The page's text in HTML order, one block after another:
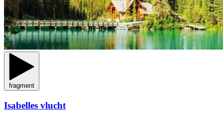
fragment
Isabelles vlucht